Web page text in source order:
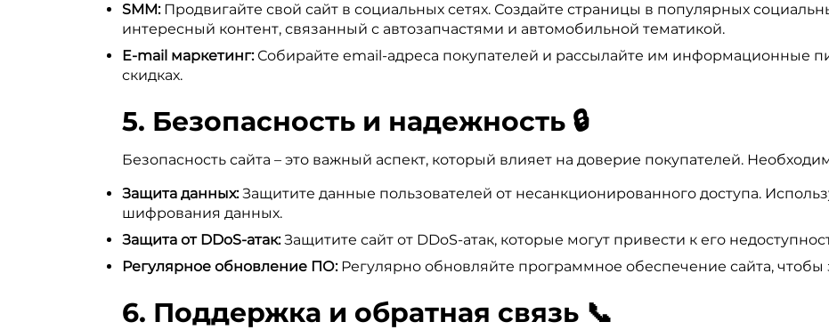
SMM:Продвигайте свой сайт в социальных сетях. Создайте страницы в популярных
интересный контент, связанный с автозапчастями и автомобильной тематикой.
E-mail маркетинг:Собирайте email-адреса покупателей и рассылайте им информационные
скидках.
5. Безопасность и надежность 🔒
Безопасность сайта – это важный аспект, который влияет на доверие покупателей.
Защита данных:Защитите данные пользователей от несанкционированного доступа.
шифрования данных.
Защита от DDoS-атак:Защитите сайт от DDoS-атак, которые могут привести к его
Регулярное обновление ПО:Регулярно обновляйте программное обеспечение сайта, чтобы
6. Поддержка и обратная связь 📞